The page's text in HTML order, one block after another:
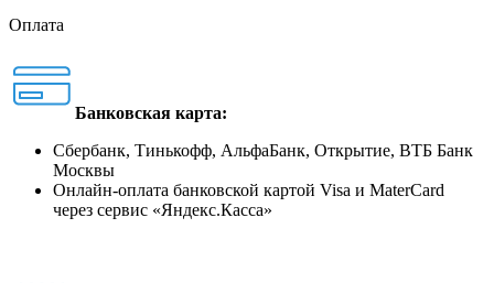
Оплата
Банковская карта:
Сбербанк, Тинькофф, АльфаБанк, Открытие, ВТБ Банк
Москвы
Онлайн-оплата банковской картой Visa и MaterCard
через сервис «Яндекс.Касса»